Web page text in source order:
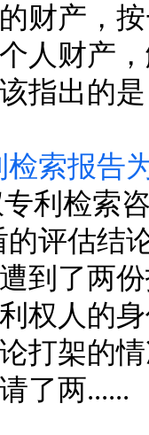
财产，
人财产
指出的是
索报告
检索咨
评估结
到了两
权人的
打架的
了两......